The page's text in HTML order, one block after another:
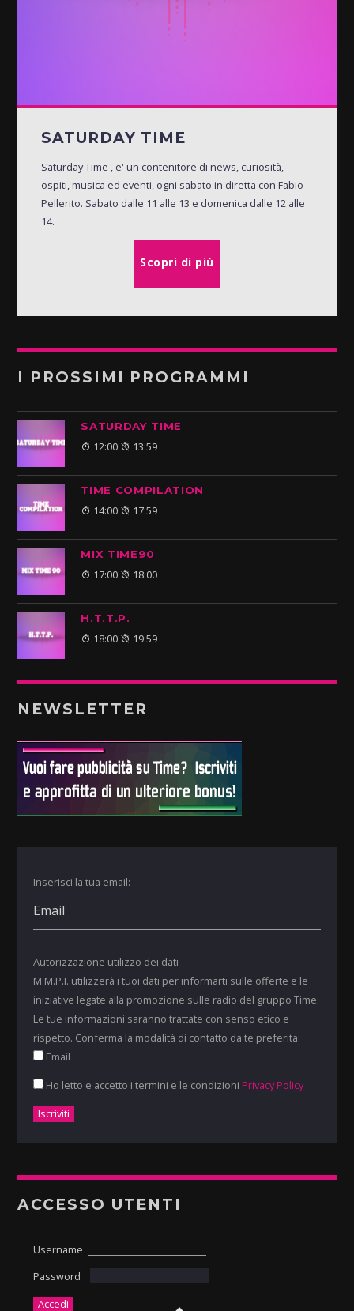
SATURDAY TIME
Saturday Time , e' un contenitore di news, curiosità,
ospiti, musica ed eventi, ogni sabato in diretta con Fabio
Pellerito. Sabato dalle 11 alle 13 e domenica dalle 12 alle
14.
Scopri di più
I PROSSIMI PROGRAMMI
SATURDAY TIME
12:00 13:59
TIME COMPILATION
14:00 17:59
MIX TIME90
17:00 18:00
H.T.T.P.
18:00 19:59
NEWSLETTER
Inserisci la tua email:
Autorizzazione utilizzo dei dati
M.M.P.I. utilizzerà i tuoi dati per informarti sulle offerte e le
iniziative legate alla promozione sulle radio del gruppo Time.
Le tue informazioni saranno trattate con senso etico e
rispetto. Conferma la modalità di contatto da te preferita:
Email
Ho letto e accetto i termini e le condizioni Privacy Policy
ACCESSO UTENTI
Username
Password